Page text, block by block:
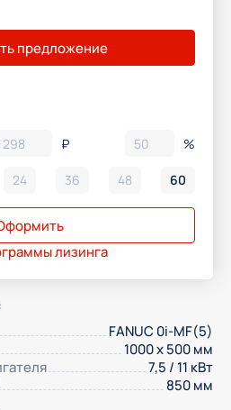
предложение
₽ %
24 36 48 60
лизинга
FANUC 0i-MF(5)
1000 x 500 мм
7,5 / 11 кВт
850 мм